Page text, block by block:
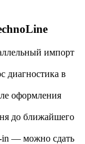
импорт
диагностика в
оформления
до ближайшего
in — можно сдать